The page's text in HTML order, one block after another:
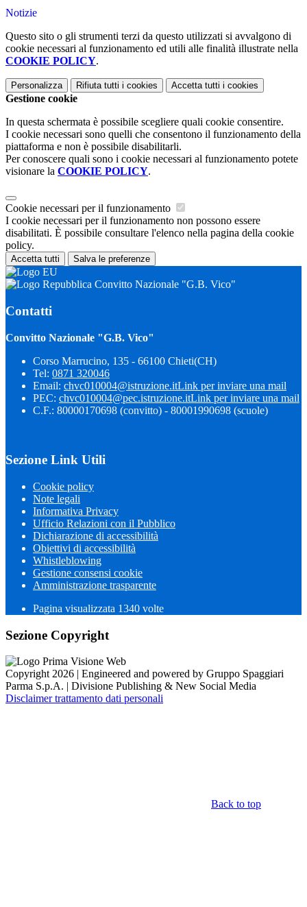
Notizie
Questo sito o gli strumenti terzi da questo utilizzati si avvalgono di
cookie necessari al funzionamento ed utili alle finalità illustrate nella
COOKIE POLICY.
Personalizza Rifiuta tutti i cookies Accetta tutti i cookies
Gestione cookie
In questa schermata è possibile scegliere quali cookie consentire.
I cookie necessari sono quelli che consentono il funzionamento della
piattaforma e non è possibile disabilitarli.
Per conoscere quali sono i cookie necessari al funzionamento potete
visionare la COOKIE POLICY.
Cookie necessari per il funzionamento
I cookie necessari per il funzionamento non possono essere
disabilitati. È possibile consultare l'elenco nella pagina della cookie
policy.
Accetta tutti Salva le preferenze
Convitto Nazionale "G.B. Vico"
Contatti
Convitto Nazionale "G.B. Vico"
Corso Marrucino, 135 - 66100 Chieti(CH)
Tel: 0871 320046
Email: chvc010004@istruzione.itLink per inviare una mail
PEC: chvc010004@pec.istruzione.itLink per inviare una mail
C.F.: 80000170698 (convitto) - 80001990698 (scuole)
Sezione Link Utili
Cookie policy
Note legali
Informativa Privacy
Ufficio Relazioni con il Pubblico
Dichiarazione di accessibilità
Obiettivi di accessibilità
Whistleblowing
Gestione consensi cookie
Amministrazione trasparente
Pagina visualizzata 1340 volte
Sezione Copyright
Copyright 2026 | Engineered and powered by Gruppo Spaggiari
Parma S.p.A. | Divisione Publishing & New Social Media
Disclaimer trattamento dati personali
Back to top